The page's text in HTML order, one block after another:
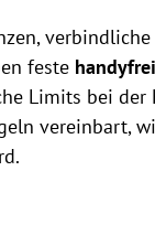
feste
Limits bei der
vereinbart,